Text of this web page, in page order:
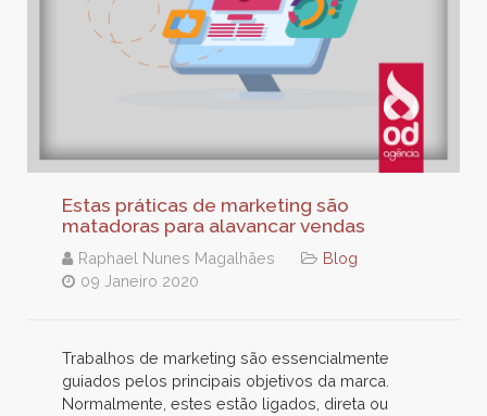
Estas práticas de marketing são
matadoras para alavancar vendas
Raphael Nunes Magalhães
Blog
09 Janeiro 2020
Trabalhos de marketing são essencialmente
guiados pelos principais objetivos da marca.
Normalmente, estes estão ligados, direta ou